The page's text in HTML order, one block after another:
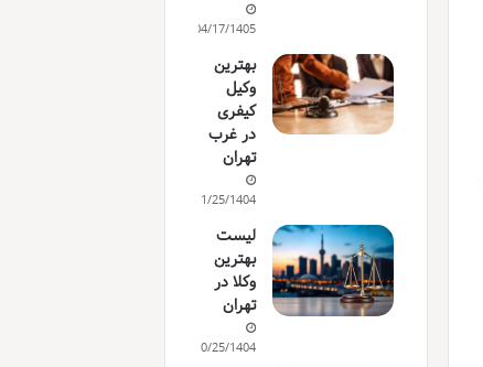
04/17/1405
بهترین
وکیل
کیفری
در غرب
تهران
11/25/1404
لیست
بهترین
وکلا در
تهران
10/25/1404